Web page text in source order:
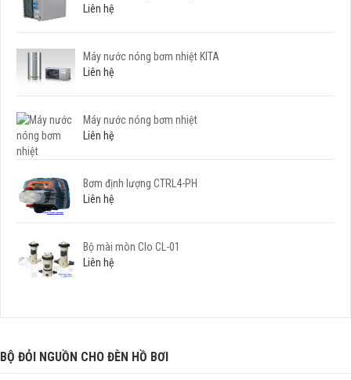
Liên hệ
Máy nước nóng bơm nhiệt KITA
Liên hệ
Máy nước nóng bơm nhiệt
Liên hệ
Bơm định lượng CTRL4-PH
Liên hệ
Bộ mài mòn Clo CL-01
Liên hệ
BỘ ĐỎI NGUỒN CHO ĐÈN HỒ BƠI